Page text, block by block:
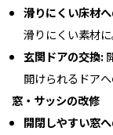
滑りにくい床材
滑りにくい素材に
玄関ドアの交換:
開けられるドアへ
窓・サッシの改修
開閉しやすい窓